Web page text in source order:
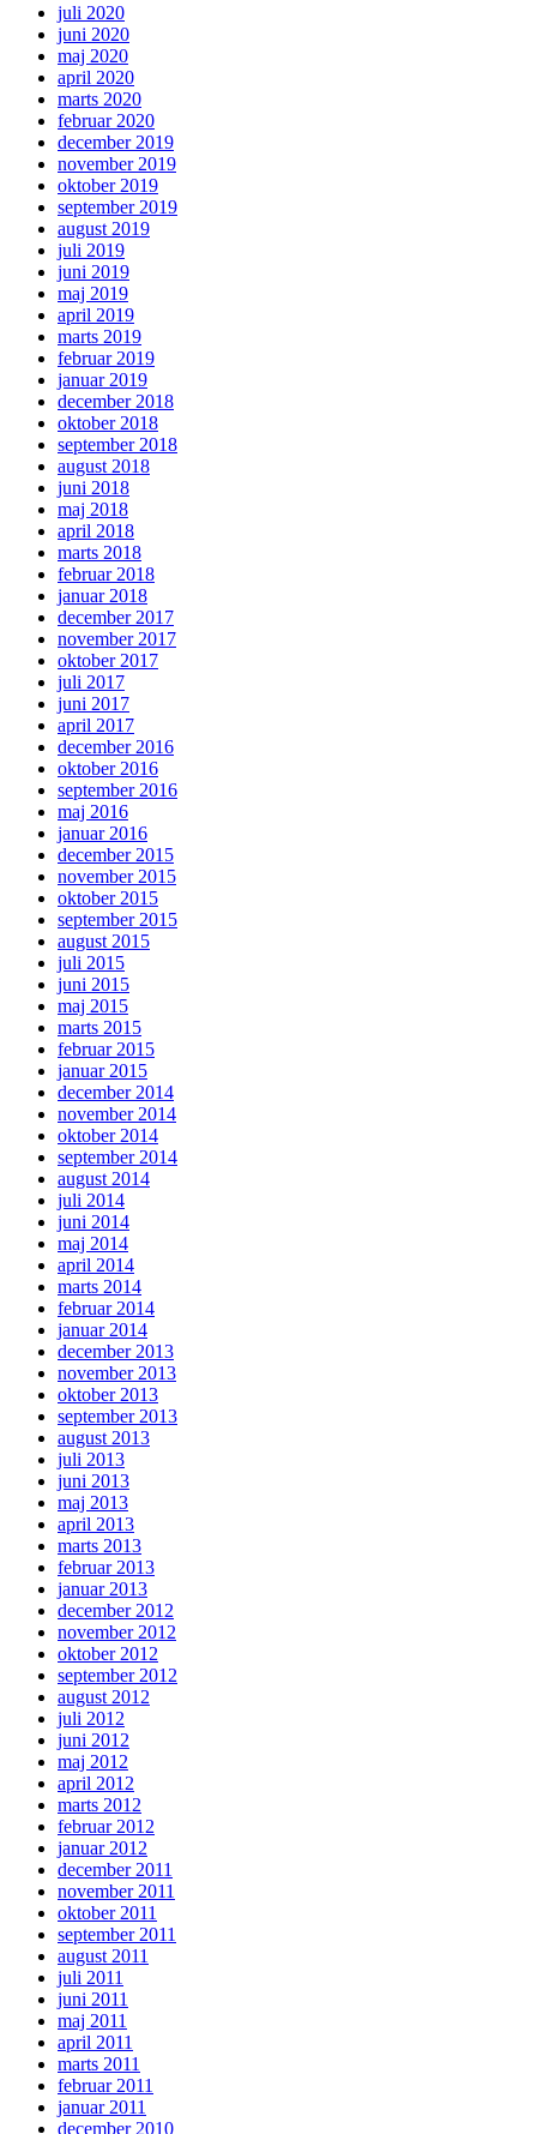
juli 2020
juni 2020
maj 2020
april 2020
marts 2020
februar 2020
december 2019
november 2019
oktober 2019
september 2019
august 2019
juli 2019
juni 2019
maj 2019
april 2019
marts 2019
februar 2019
januar 2019
december 2018
oktober 2018
september 2018
august 2018
juni 2018
maj 2018
april 2018
marts 2018
februar 2018
januar 2018
december 2017
november 2017
oktober 2017
juli 2017
juni 2017
april 2017
december 2016
oktober 2016
september 2016
maj 2016
januar 2016
december 2015
november 2015
oktober 2015
september 2015
august 2015
juli 2015
juni 2015
maj 2015
marts 2015
februar 2015
januar 2015
december 2014
november 2014
oktober 2014
september 2014
august 2014
juli 2014
juni 2014
maj 2014
april 2014
marts 2014
februar 2014
januar 2014
december 2013
november 2013
oktober 2013
september 2013
august 2013
juli 2013
juni 2013
maj 2013
april 2013
marts 2013
februar 2013
januar 2013
december 2012
november 2012
oktober 2012
september 2012
august 2012
juli 2012
juni 2012
maj 2012
april 2012
marts 2012
februar 2012
januar 2012
december 2011
november 2011
oktober 2011
september 2011
august 2011
juli 2011
juni 2011
maj 2011
april 2011
marts 2011
februar 2011
januar 2011
december 2010